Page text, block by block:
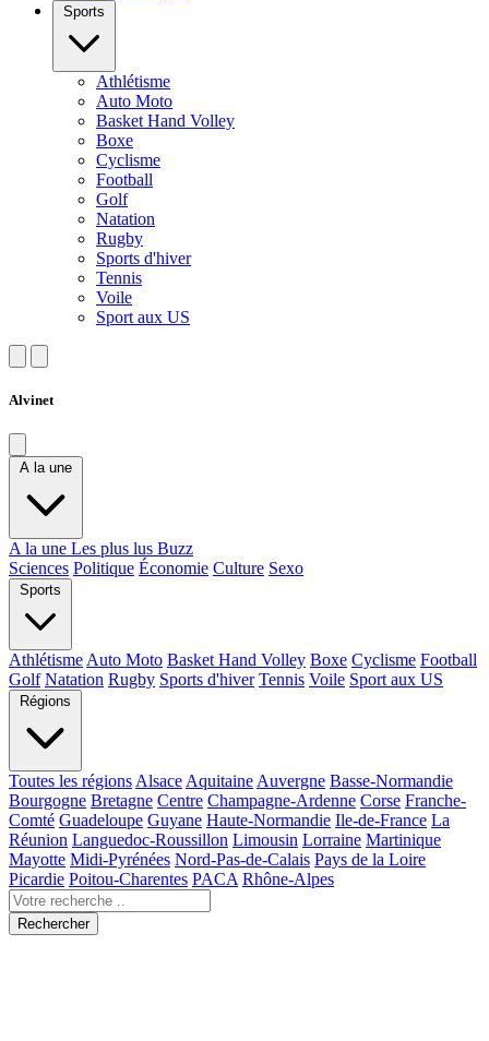
Sports
Athlétisme
Auto Moto
Basket Hand Volley
Boxe
Cyclisme
Football
Golf
Natation
Rugby
Sports d'hiver
Tennis
Voile
Sport aux US
Alvinet
A la une
A la une Les plus lus Buzz
Sciences Politique Économie Culture Sexo
Sports
Athlétisme Auto Moto Basket Hand Volley Boxe Cyclisme Football
Golf Natation Rugby Sports d'hiver Tennis Voile Sport aux US
Régions
Toutes les régions Alsace Aquitaine Auvergne Basse-Normandie
Bourgogne Bretagne Centre Champagne-Ardenne Corse Franche-
Comté Guadeloupe Guyane Haute-Normandie Ile-de-France La
Réunion Languedoc-Roussillon Limousin Lorraine Martinique
Mayotte Midi-Pyrénées Nord-Pas-de-Calais Pays de la Loire
Picardie Poitou-Charentes PACA Rhône-Alpes
Rechercher